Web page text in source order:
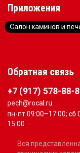
Приложения
Салон каминов и
Обратная связь
+7 (917) 578-88-
pech@rocal.ru
пн-пт 09:00–17:00; сб
15:00
Вся